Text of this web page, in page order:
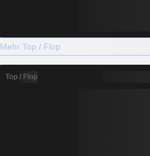
Mehr Top / Flop
Top / Flop